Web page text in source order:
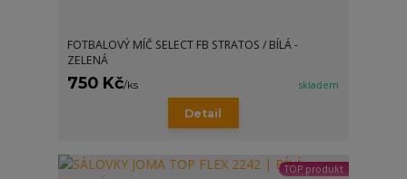
FOTBALOVÝ MÍČ SELECT FB STRATOS / BÍLÁ -
ZELENÁ
750 Kč/ks skladem
Detail
TOP produkt